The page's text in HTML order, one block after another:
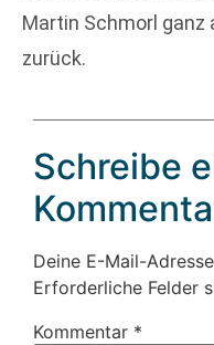
Martin Schmorl ganz
zurück.
Schreibe
Deine E-Mail-
Erforderliche Felder
Kommentar *